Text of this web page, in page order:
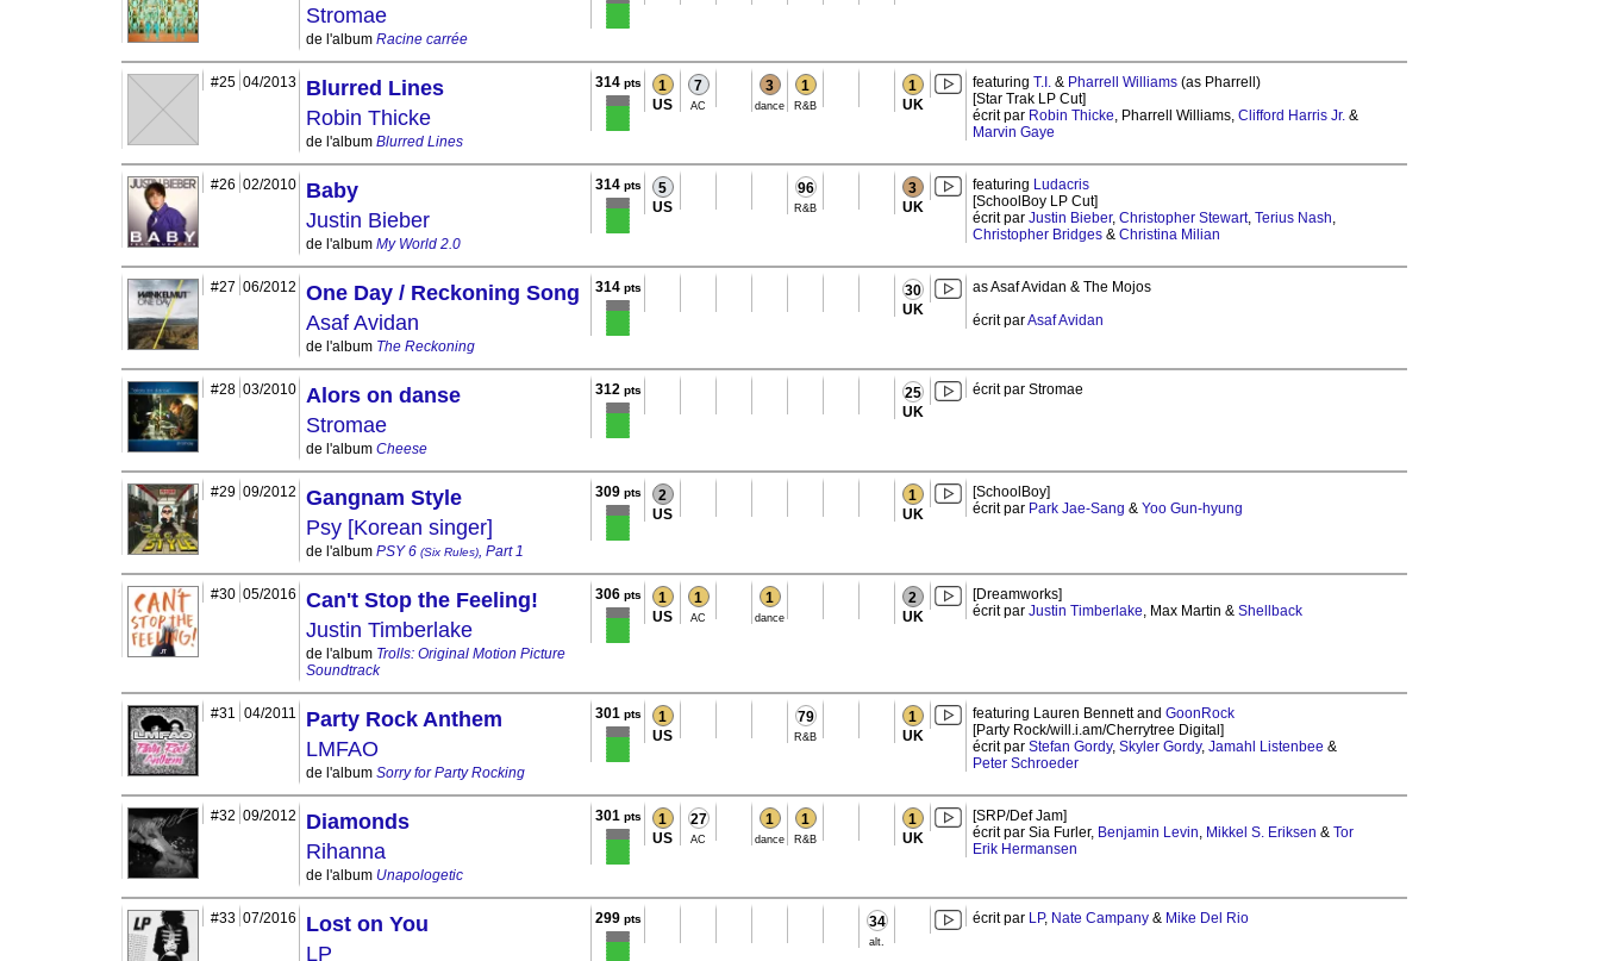
Stromae
de l'album Racine carrée
#25 04/2013
Blurred Lines
Robin Thicke
de l'album Blurred Lines
314pts 1
US
7
AC
3
dance
1
R&B
1
UK
featuring T.I. & Pharrell Williams (as Pharrell)
[Star Trak LP Cut]
écrit par Robin Thicke, Pharrell Williams, Clifford Harris Jr. &
Marvin Gaye
#26 02/2010
Baby
Justin Bieber
de l'album My World 2.0
314pts 5
US
96
R&B
3
UK
featuring Ludacris
[SchoolBoy LP Cut]
écrit par Justin Bieber, Christopher Stewart, Terius Nash,
Christopher Bridges & Christina Milian
#27 06/2012
One Day / Reckoning Song
Asaf Avidan
de l'album The Reckoning
314pts 30
UK
as Asaf Avidan & The Mojos
écrit parAsaf Avidan
#28 03/2010 Alors on danse
Stromae
de l'album Cheese
312 pts 25
UK
écrit par Stromae
#29 09/2012
Gangnam Style
Psy [Korean singer]
de l'album PSY 6 (Six Rules), Part 1
309pts 2
US
1
UK
[SchoolBoy]
écrit par Park Jae-Sang & Yoo Gun-hyung
#30 05/2016
Can't Stop the Feeling!
Justin Timberlake
de l'album Trolls: Original Motion Picture
Soundtrack
306pts 1
US
1
AC
1
dance
2
UK
[Dreamworks]
écrit par Justin Timberlake, Max Martin & Shellback
#31 04/2011
Party Rock Anthem
LMFAO
de l'album Sorry for Party Rocking
301 pts 1
US
79
R&B
1
UK
featuring Lauren Bennett and GoonRock
[Party Rock/will.i.am/Cherrytree Digital]
écrit par Stefan Gordy, Skyler Gordy, Jamahl Listenbee &
Peter Schroeder
#32 09/2012
Diamonds
Rihanna
de l'album Unapologetic
301 pts 1
US
27
AC
1
dance
1
R&B
1
UK
[SRP/Def Jam]
écrit par Sia Furler, Benjamin Levin, Mikkel S. Eriksen & Tor
Erik Hermansen
#33 07/2016
Lost on You
LP
299pts 34
alt.
écrit par LP, Nate Campany & Mike Del Rio